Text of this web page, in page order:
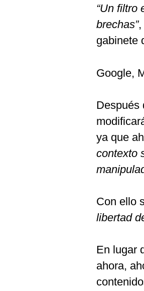
“Un filtro
brechas”,
gabinete
Google,
Después
ya que
contexto
Con ello
libertad
En lugar
ahora,